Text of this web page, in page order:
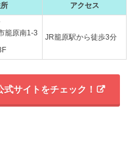
アクセス
籠原南1-3
JR籠原駅から徒歩3分
サイトをチェック！